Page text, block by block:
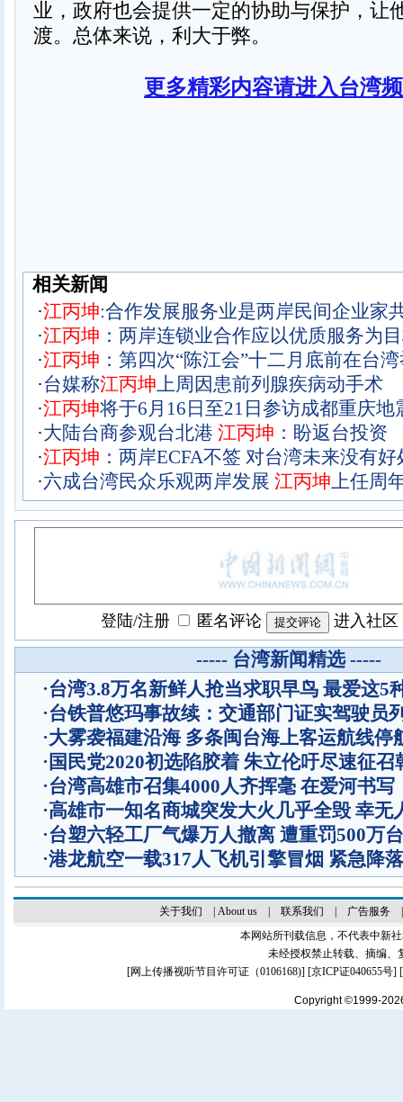
业，政府也会提供一定的协助与保护，让
渡。总体来说，利大于弊。
更多精彩内容请进入台湾
相关新闻
·江丙坤:合作发展服务业是两岸民间企业家
·江丙坤 ：两岸连锁业合作应以优质服务为
·江丙坤 ：第四次“陈江会”十二月底前在台
·台媒称江丙坤上周因患前列腺疾病动手术
·江丙坤将于6月16日至21日参访成都重庆地
·大陆台商参观台北港 江丙坤 ：盼返台投资
·江丙坤 ：两岸ECFA不签 对台湾未来没有好
·六成台湾民众乐观两岸发展 江丙坤上任周
登陆/注册 匿名评论 进入社区
----- 台湾新闻精选 -----
·台湾3.8万名新鲜人抢当求职早鸟 最爱这5
·台铁普悠玛事故续：交通部门证实驾驶员
·大雾袭福建沿海 多条闽台海上客运航线停
· 国民党2020初选陷胶着 朱立伦吁尽速征召
·台湾高雄市召集4000人齐挥毫 在爱河书写
·高雄市一知名商城突发大火几乎全毁 幸无
·台塑六轻工厂气爆万人撤离 遭重罚500万
·港龙航空一载317人飞机引擎冒烟 紧急降
关于我们 About us| 联系我们 广告服务
本网站所刊载信息，不代表中新
未经授权禁止转载、摘编、
[网上传播视听节目许可证（0106168)] [京ICP证040655号]
Copyright ©1999-